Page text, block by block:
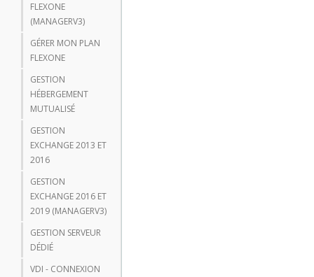
FLEXONE
(MANAGERV3)
GÉRER MON PLAN
FLEXONE
GESTION
HÉBERGEMENT
MUTUALISÉ
GESTION
EXCHANGE 2013 ET
2016
GESTION
EXCHANGE 2016 ET
2019 (MANAGERV3)
GESTION SERVEUR
DÉDIÉ
VDI - CONNEXION